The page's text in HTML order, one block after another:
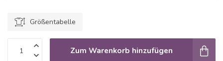
Größentabelle
Zum Warenkorb hinzufügen